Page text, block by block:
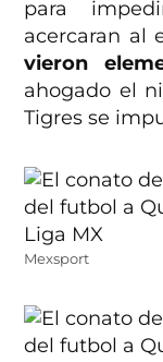
para
acercaran al
vieron
ahogado el
Tigres se
Mexsport